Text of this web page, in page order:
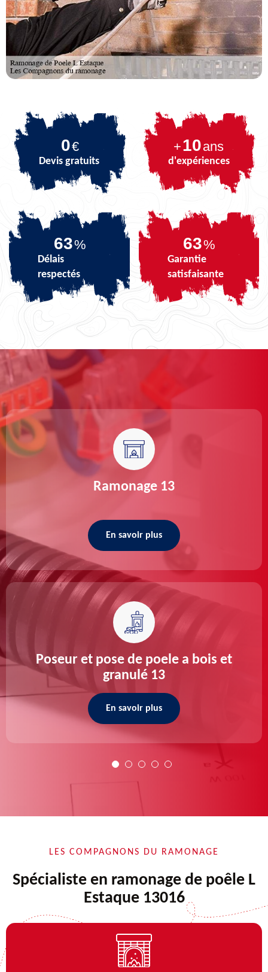
0€
Devis gratuits
+10ans
d'expériences
79%
Délais
respectés
79%
Garantie
satisfaisante
Ramonage 13
En savoir plus
Poseur et pose de poele a bois et
granulé 13
En savoir plus
LES COMPAGNONS DU RAMONAGE
Spécialiste en ramonage de poêle L
Estaque 13016